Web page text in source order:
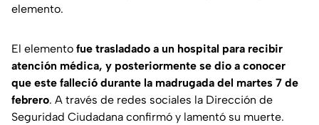
elemento.
El elemento fue trasladado a un hospital para recibir
atención médica, y posteriormente se dio a conocer
que este falleció durante la madrugada del martes 7 de
febrero. A través de redes sociales la Dirección de
Seguridad Ciudadana confirmó y lamentó su muerte.